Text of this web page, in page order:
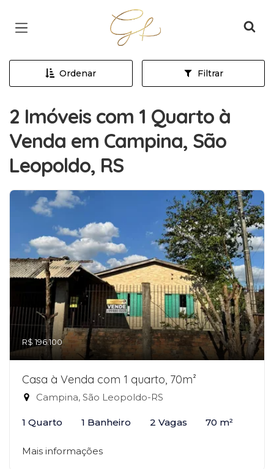
Página inicial
Ordenar Filtrar
2 Imóveis com 1 Quarto à
Venda em Campina, São
Leopoldo, RS
R$ 196.100
Casa à Venda com 1 quarto, 70m²
Campina, São Leopoldo-RS
1 Quarto 1 Banheiro 2 Vagas 70 m²
Mais informações